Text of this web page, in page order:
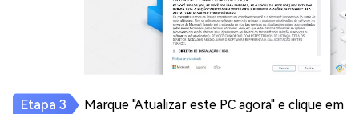
Marque "Atualizar este PC agora" e clique em